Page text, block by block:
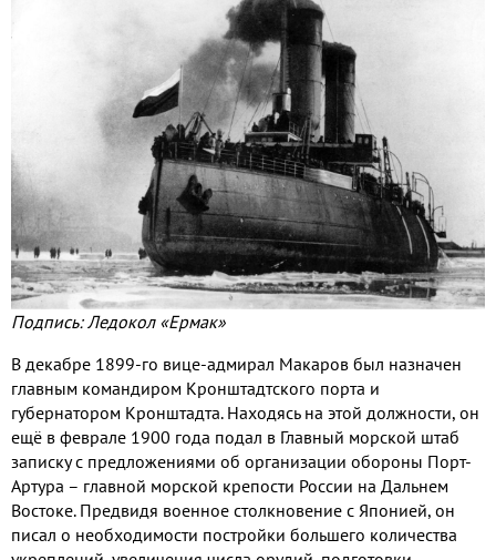
Подпись: Ледокол «Ермак»
В декабре 1899-го вице-адмирал Макаров был назначен
главным командиром Кронштадтского порта и
губернатором Кронштадта. Находясь на этой должности, он
ещё в феврале 1900 года подал в Главный морской штаб
записку с предложениями об организации обороны Порт-
Артура – главной морской крепости России на Дальнем
Востоке. Предвидя военное столкновение с Японией, он
писал о необходимости постройки большего количества